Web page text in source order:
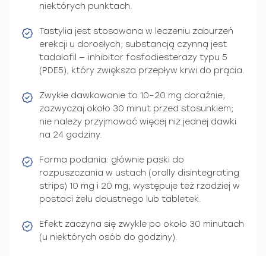
niektórych punktach.
Tastylia jest stosowana w leczeniu zaburzeń
erekcji u dorosłych; substancją czynną jest
tadalafil — inhibitor fosfodiesterazy typu 5
(PDE5), który zwiększa przepływ krwi do prącia.
Zwykłe dawkowanie to 10–20 mg doraźnie,
zazwyczaj około 30 minut przed stosunkiem;
nie należy przyjmować więcej niż jednej dawki
na 24 godziny.
Forma podania: głównie paski do
rozpuszczania w ustach (orally disintegrating
strips) 10 mg i 20 mg; występuje też rzadziej w
postaci żelu doustnego lub tabletek.
Efekt zaczyna się zwykle po około 30 minutach
(u niektórych osób do godziny).